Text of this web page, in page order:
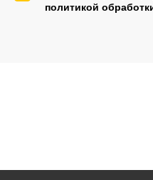
политикой